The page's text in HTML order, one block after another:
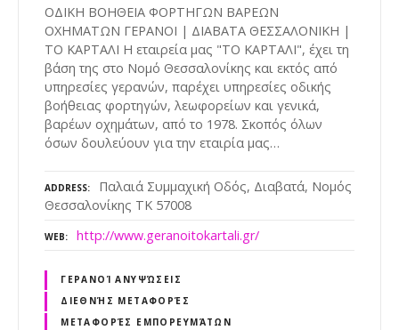
ΟΔΙΚΗ ΒΟΗΘΕΙΑ ΦΟΡΤΗΓΩΝ ΒΑΡΕΩΝ
ΟΧΗΜΑΤΩΝ ΓΕΡΑΝΟΙ | ΔΙΑΒΑΤΑ ΘΕΣΣΑΛΟΝΙΚΗ |
ΤΟ ΚΑΡΤΑΛΙ Η εταιρεία μας "ΤΟ ΚΑΡΤΑΛΙ", έχει τη
βάση της στο Νομό Θεσσαλονίκης και εκτός από
υπηρεσίες γερανών, παρέχει υπηρεσίες οδικής
βοήθειας φορτηγών, λεωφορείων και γενικά,
βαρέων οχημάτων, από το 1978. Σκοπός όλων
όσων δουλεύουν για την εταιρία μας…
ADDRESS
Παλαιά Συμμαχική Οδός, Διαβατά, Νομός
Θεσσαλονίκης ΤΚ 57008
WEB http://www.geranoitokartali.gr/
ΓΕΡΑΝΟΊ ΑΝΥΨΏΣΕΙΣ
ΔΙΕΘΝΉΣ ΜΕΤΑΦΟΡΈΣ
ΜΕΤΑΦΟΡΈΣ ΕΜΠΟΡΕΥΜΆΤΩΝ